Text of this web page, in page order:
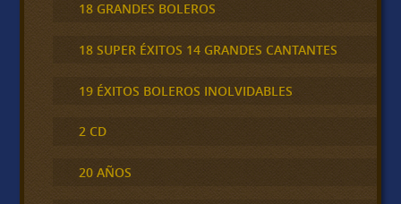
18 GRANDES BOLEROS
18 SUPER ÉXITOS 14 GRANDES CANTANTES
19 ÉXITOS BOLEROS INOLVIDABLES
2 CD
20 AÑOS